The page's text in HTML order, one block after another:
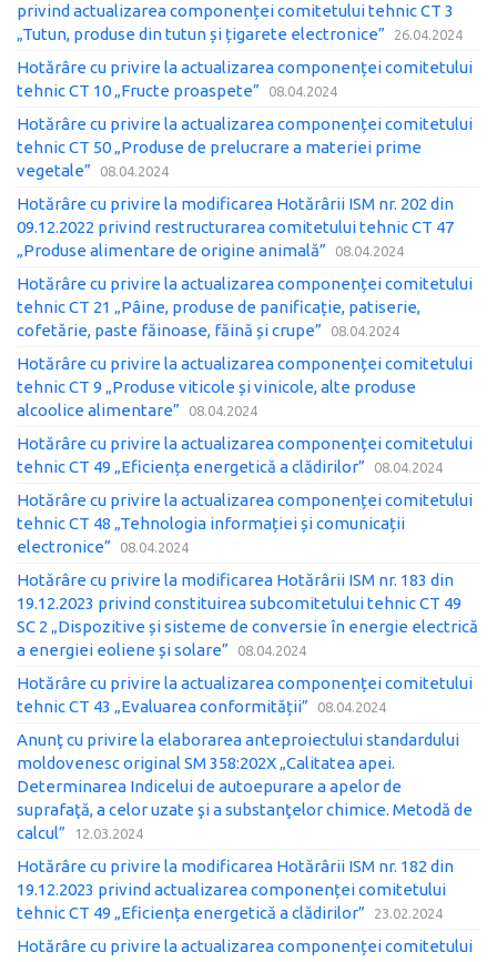
privind actualizarea componenței comitetului tehnic CT 3
„Tutun, produse din tutun și țigarete electronice”
26.04.2024
Hotărâre cu privire la actualizarea componenței comitetului
tehnic CT 10 „Fructe proaspete”
08.04.2024
Hotărâre cu privire la actualizarea componenței comitetului
tehnic CT 50 „Produse de prelucrare a materiei prime
vegetale”
08.04.2024
Hotărâre cu privire la modificarea Hotărârii ISM nr. 202 din
09.12.2022 privind restructurarea comitetului tehnic CT 47
„Produse alimentare de origine animală”
08.04.2024
Hotărâre cu privire la actualizarea componenței comitetului
tehnic CT 21 „Pâine, produse de panificație, patiserie,
cofetărie, paste făinoase, făină și crupe”
08.04.2024
Hotărâre cu privire la actualizarea componenței comitetului
tehnic CT 9 „Produse viticole și vinicole, alte produse
alcoolice alimentare”
08.04.2024
Hotărâre cu privire la actualizarea componenței comitetului
tehnic CT 49 „Eficiența energetică a clădirilor”
08.04.2024
Hotărâre cu privire la actualizarea componenței comitetului
tehnic CT 48 „Tehnologia informației și comunicații
electronice”
08.04.2024
Hotărâre cu privire la modificarea Hotărârii ISM nr. 183 din
19.12.2023 privind constituirea subcomitetului tehnic CT 49
SC 2 „Dispozitive și sisteme de conversie în energie electrică
a energiei eoliene și solare”
08.04.2024
Hotărâre cu privire la actualizarea componenței comitetului
tehnic CT 43 „Evaluarea conformității”
08.04.2024
Anunţ cu privire la elaborarea anteproiectului standardului
moldovenesc original SM 358:202X „Calitatea apei.
Determinarea Indicelui de autoepurare a apelor de
suprafaţă, a celor uzate şi a substanţelor chimice. Metodă de
calcul”
12.03.2024
Hotărâre cu privire la modificarea Hotărârii ISM nr. 182 din
19.12.2023 privind actualizarea componenței comitetului
tehnic CT 49 „Eficiența energetică a clădirilor”
23.02.2024
Hotărâre cu privire la actualizarea componenței comitetului